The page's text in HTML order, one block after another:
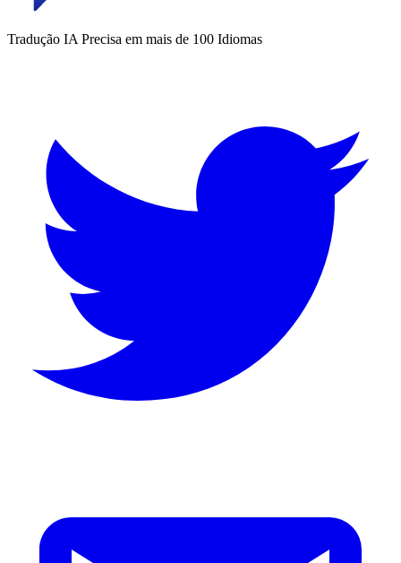
Tradução IA Precisa em mais de 100 Idiomas